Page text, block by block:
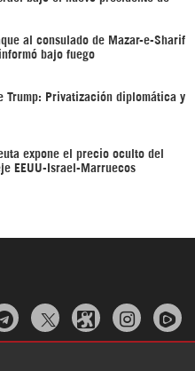
al consulado de Mazar-e-Sharif
bajo fuego
Trump: Privatización diplomática y
expone el precio oculto del
EEUU-Israel-Marruecos
  